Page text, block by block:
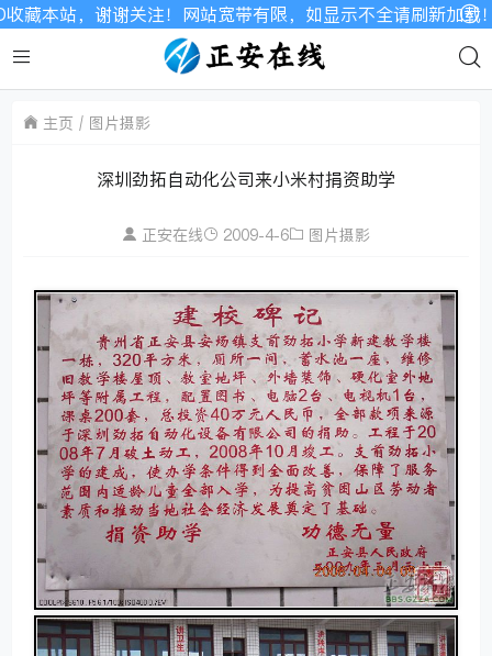
站宽带有限，如显示不全请刷新加载！
主页 图片摄影
深圳劲拓自动化公司来小米村捐资助学
正安在线 2009-4-6 图片摄影